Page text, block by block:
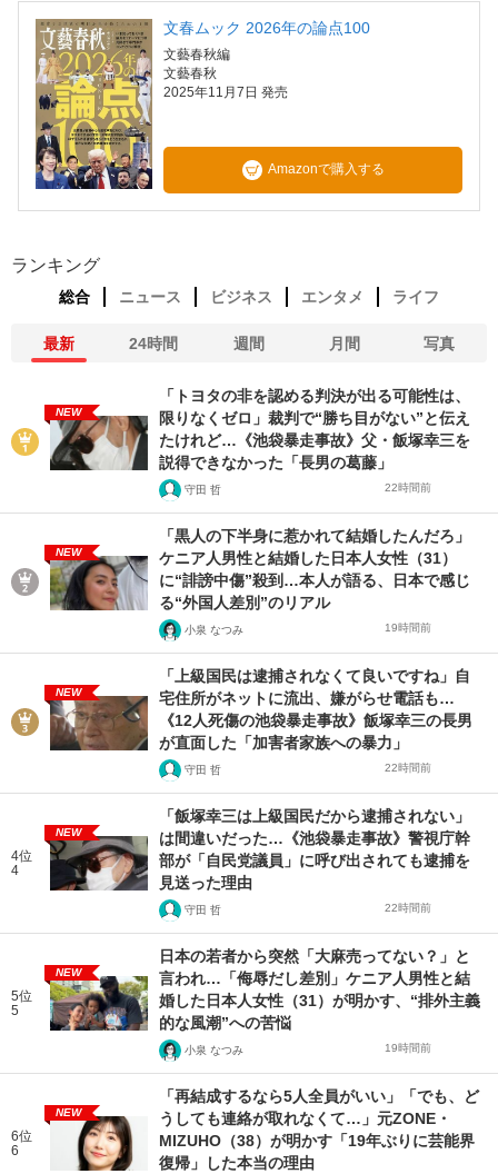
文春ムック 2026年の論点100
文藝春秋編
文藝春秋
2025年11月7日 発売
Amazonで購入する
ランキング
総合 ニュース ビジネス エンタメ ライフ
最新 24時間 週間 月間 写真
NEW
「トヨタの非を認める判決が出る可能性は、
限りなくゼロ」裁判で“勝ち目がない”と伝え
たけれど…《池袋暴走事故》父・飯塚幸三を
説得できなかった「長男の葛藤」
守田 哲 22時間前
NEW
「黒人の下半身に惹かれて結婚したんだろ」
ケニア人男性と結婚した日本人女性（31）
に“誹謗中傷”殺到…本人が語る、日本で感じ
る“外国人差別”のリアル
小泉 なつみ 19時間前
NEW
「上級国民は逮捕されなくて良いですね」自
宅住所がネットに流出、嫌がらせ電話も…
《12人死傷の池袋暴走事故》飯塚幸三の長男
が直面した「加害者家族への暴力」
守田 哲 22時間前
4位
4
NEW
「飯塚幸三は上級国民だから逮捕されない」
は間違いだった…《池袋暴走事故》警視庁幹
部が「自民党議員」に呼び出されても逮捕を
見送った理由
守田 哲 22時間前
5位
5
NEW
日本の若者から突然「大麻売ってない？」と
言われ…「侮辱だし差別」ケニア人男性と結
婚した日本人女性（31）が明かす、“排外主義
的な風潮”への苦悩
小泉 なつみ 19時間前
6位
6
NEW
「再結成するなら5人全員がいい」「でも、ど
うしても連絡が取れなくて…」元ZONE・
MIZUHO（38）が明かす「19年ぶりに芸能界
復帰」した本当の理由